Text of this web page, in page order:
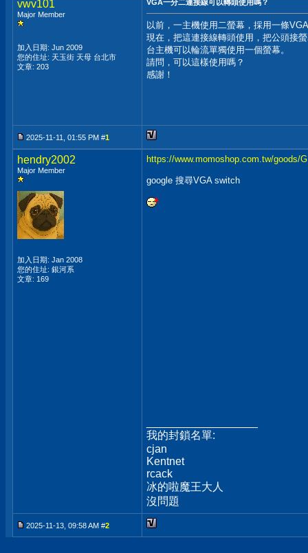
vwv101
Major Member
加入日期: Jun 2009
您的住址: 天玉街 天母 台北市
文章: 203
VGA一分二連接線可以轉頭使用嗎？
以前，一主機使用二螢幕，採用一條
現在，把這連接線轉頭使用，把公頭接
台主機可以輪流單獨使用一個螢幕。
請問，可以這樣使用嗎？
感謝！
2025-11-11, 01:55 PM #1
hendry2002
Major Member
加入日期: Jan 2008
您的住址: 銀河系
文章: 169
https://www.momoshop.com.tw/goods/
google 搜尋VGA switch
我的封鎖名單:
cjan
Kentnet
rcack
冰的啦魔王大人
沒問題
2025-11-13, 09:58 AM #2